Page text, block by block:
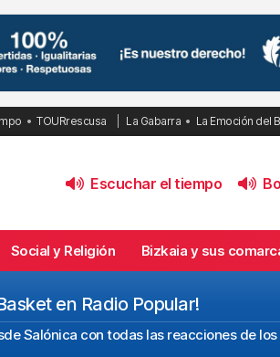
TOURrescusa La Gabarra La Emoción del
Escuchar el tiempo
Social y Religión Bizkaia y sus
en Radio Popular!
Salónica con todas las reacciones de